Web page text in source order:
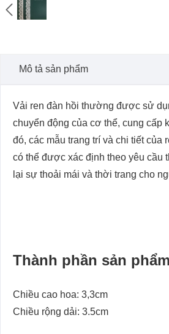

Mô tả sản phẩm
Vải ren đàn hồi thường được sử
chuyển động của cơ thể, cung cấp
đó, các mẫu trang trí và chi tiết của
có thể được xác định theo yêu cầu
lại sự thoải mái và thời trang cho
Thành phần sản
Chiều cao hoa: 3,3cm
Chiều rộng dải: 3.5cm